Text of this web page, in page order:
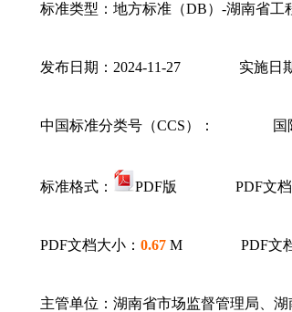
标准类型：地方标准（DB）-湖南省工
发布日期：2024-11-27 实施日期
中国标准分类号（CCS）： 国际
标准格式： PDF版 PDF文档是
PDF文档大小： 0.67M PDF文档
主管单位：湖南省市场监督管理局